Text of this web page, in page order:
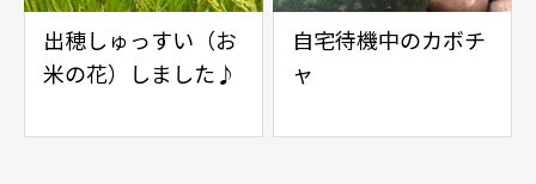
出穂しゅっすい（お
米の花）しました♪
自宅待機中のカボチ
ャ